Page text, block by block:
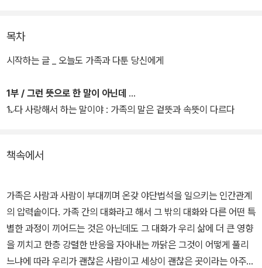
러 목록에서 8개월 동안 1위를 차지하고 약 4년 동안 순위권에 머물
렀던 것으로 유명하다. 《가족이니까 그렇게 말해도 되는 줄 알았다》
고 후회하는 일상을 반복하는지 보여주고, 더 이상 사랑이란 말로 상
처를 주고받지 않는 법을 알려준다
목차
시작하는 글 _ 오늘도 가족과 다툰 당신에게
1부 / 그런 뜻으로 한 말이 아닌데
1. 다 사랑해서 하는 말이야 : 가족의 말은 겉뜻과 속뜻이 다르다
책속에서
가족은 사람과 사람이 부대끼며 온갖 야단법석을 일으키는 인간관계
의 압력솥이다. 가족 간의 대화라고 해서 그 밖의 대화와 다른 어떤 특
별한 과정이 끼어드는 것은 아닌데도 그 대화가 우리 삶에 더 큰 영향
을 끼치고 한층 강렬한 반응을 자아내는 까닭은 그것이 어떻게 풀리
느냐에 따라 우리가 괜찮은 사람이고 세상이 괜찮은 곳이라는 아주